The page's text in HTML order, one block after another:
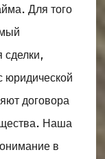
Для того
сделки,
юридической
договора
Наша
в